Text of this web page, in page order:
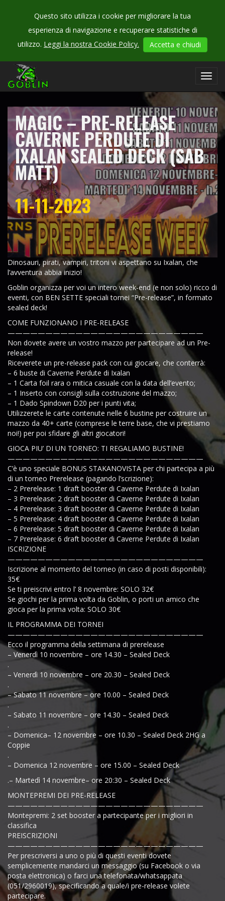
Questo sito utilizza i cookie per migliorare la tua
esperienza di navigazione e recuperare statistiche di
utilizzo. Leggi la nostra Cookie Policy. Accetta e chiudi
CHECK
OUR
MAGIC – PRE-RELEASE
CAVERNE PERDUTE DI
IXALAN SEALED DECK (SAB
MATT)
11-11-2023
Dinosauri, pirati, vampiri, tritoni vi aspettano su Ixalan, che
l’avventura abbia inizio!
Goblin organizza per voi un intero week-end (e non solo) ricco di
eventi, con BEN SETTE speciali tornei “Pre-release”, in formato
sealed deck!
COME FUNZIONANO I PRE-RELEASE
——————————————————————————
Non dovete avere un vostro mazzo per partecipare ad un Pre-
release!
Riceverete un pre-release pack con cui giocare, che conterrà:
– 6 buste di Caverne Perdute di Ixalan
– 1 Carta foil rara o mitica casuale con la data dell’evento;
– 1 Inserto con consigli sulla costruzione del mazzo;
– 1 Dado Spindown D20 per i punti vita;
Utilizzerete le carte contenute nelle 6 bustine per costruire un
mazzo da 40+ carte (comprese le terre base, che vi prestiamo
noi!) per poi sfidare gli altri giocatori!
GIOCA PIU’ DI UN TORNEO: TI REGALIAMO BUSTINE!
——————————————————————————
C’è uno speciale BONUS STAKANOVISTA per chi partecipa a più
di un torneo Prerelease (pagando l’scrizione):
– 2 Prerelease: 1 draft booster di Caverne Perdute di Ixalan
– 3 Prerelease: 2 draft booster di Caverne Perdute di Ixalan
– 4 Prerelease: 3 draft booster di Caverne Perdute di Ixalan
– 5 Prerelease: 4 draft booster di Caverne Perdute di Ixalan
– 6 Prerelease: 5 draft booster di Caverne Perdute di Ixalan
– 7 Prerelease: 6 draft booster di Caverne Perdute di Ixalan
ISCRIZIONE
——————————————————————————
Iscrizione al momento del torneo (in caso di posti disponibili):
35€
Se ti preiscrivi entro l’ 8 novembre: SOLO 32€
Se giochi per la prima volta da Goblin, o porti un amico che
gioca per la prima volta: SOLO 30€
IL PROGRAMMA DEI TORNEI
——————————————————————————
Ecco il programma della settimana di prerelease
– Venerdì 10 novembre – ore 14.30 – Sealed Deck
.
– Venerdì 10 novembre – ore 20.30 – Sealed Deck
.
– Sabato 11 novembre – ore 10.00 – Sealed Deck
.
– Sabato 11 novembre – ore 14.30 – Sealed Deck
.
– Domenica– 12 novembre – ore 10.30 – Sealed Deck 2HG a
Coppie
.
– Domenica 12 novembre – ore 15.00 – Sealed Deck
.– Martedì 14 novembre– ore 20:30 – Sealed Deck
MONTEPREMI DEI PRE-RELEASE
——————————————————————————
Montepremi: 2 set booster a partecipante per i migliori in
classifica
PREISCRIZIONI
——————————————————————————
Per prescriversi a uno o più di questi eventi dovete
semplicemente mandarci un messaggio (su Facebook o via
posta elettronica) o farci una telefonata/whatsappata
(051/2960019), specificando a quale/i pre-release volete
partecipare.